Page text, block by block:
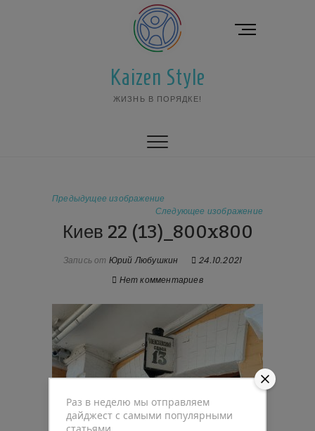
Kaizen Style
ЖИЗНЬ В ПОРЯДКЕ!
К
Предыдущее изображение
Следующее изображение
Киев 22 (13)_800x800
Запись от Юрий Любушкин
24.10.2021
Нет комментариев
Раз в неделю мы отправляем
дайджест с самыми популярными